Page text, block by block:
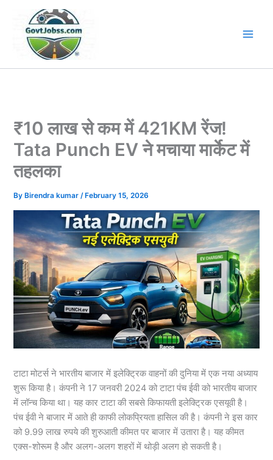
content
₹10 लाख से कम में 421KM रेंज!
Tata Punch EV ने मचाया मार्केट में
तहलका
By Birendra kumar/ February 15, 2026
टाटा मोटर्स ने भारतीय बाजार में इलेक्ट्रिक वाहनों की दुनिया में एक नया अध्याय
शुरू किया है। कंपनी ने 17 जनवरी 2024 को टाटा पंच ईवी को भारतीय बाजार
में लॉन्च किया था। यह कार टाटा की सबसे किफायती इलेक्ट्रिक एसयूवी है।
पंच ईवी ने बाजार में आते ही काफी लोकप्रियता हासिल की है। कंपनी ने इस कार
को 9.99 लाख रुपये की शुरुआती कीमत पर बाजार में उतारा है। यह कीमत
एक्स-शोरूम है और अलग-अलग शहरों में थोड़ी अलग हो सकती है।